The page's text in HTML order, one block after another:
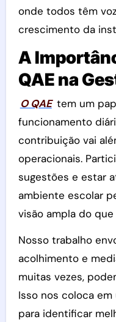
onde todos têm
crescimento da
A
QAE na
O QAE tem um
funcionamento
contribuição vai
operacionais.
sugestões e estar
ambiente escolar
visão ampla do
Nosso trabalho
acolhimento e
muitas vezes,
Isso nos coloca
para identificar